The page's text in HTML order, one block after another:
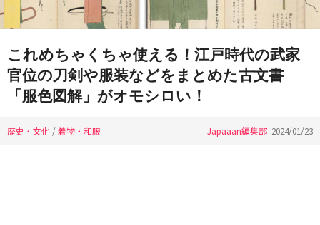
これめちゃくちゃ使える！江戸時代の武家
官位の刀剣や服装などをまとめた古文書
「服色図解」がオモシロい！
歴史・文化 /着物・和服 Japaaan編集部 2024/01/23